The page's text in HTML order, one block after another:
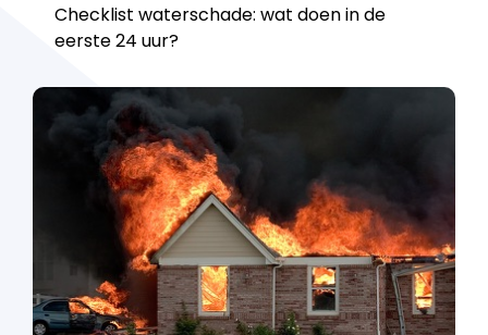
Checklist waterschade: wat doen in de
eerste 24 uur?